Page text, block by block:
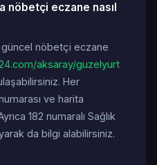
nöbetçi eczane nasıl
nöbetçi eczane
aksaray/guzelyurt
Her
ve harita
182 numaralı Sağlık
da bilgi alabilirsiniz.